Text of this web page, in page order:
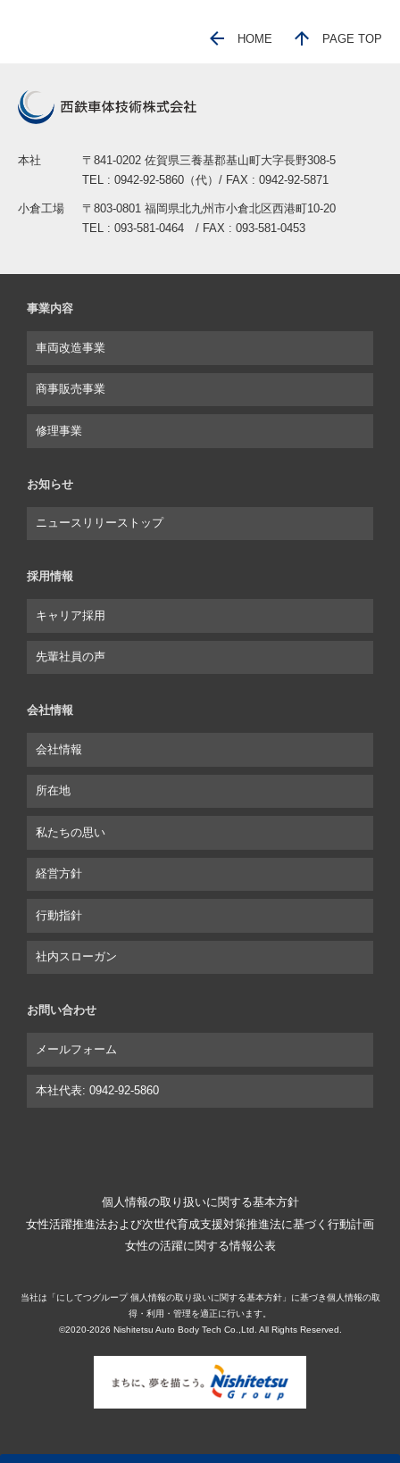
HOME PAGE TOP
本社
〒841-0202 佐賀県三養基郡基山町大字長野308-5
TEL : 0942-92-5860（代）/ FAX : 0942-92-5871
小倉工場
〒803-0801 福岡県北九州市小倉北区西港町10-20
TEL : 093-581-0464 / FAX : 093-581-0453
事業内容
車両改造事業
商事販売事業
修理事業
お知らせ
ニュースリリーストップ
採用情報
キャリア採用
先輩社員の声
会社情報
会社情報
所在地
私たちの思い
経営方針
行動指針
社内スローガン
お問い合わせ
メールフォーム
本社代表: 0942-92-5860
個人情報の取り扱いに関する基本方針
女性活躍推進法および次世代育成支援対策推進法に基づく行動計画
女性の活躍に関する情報公表
当社は「にしてつグループ 個人情報の取り扱いに関する基本方針」に基づき個人情報の取
得・利用・管理を適正に行います。
©2020-2026 Nishitetsu Auto Body Tech Co.,Ltd. All Rights Reserved.